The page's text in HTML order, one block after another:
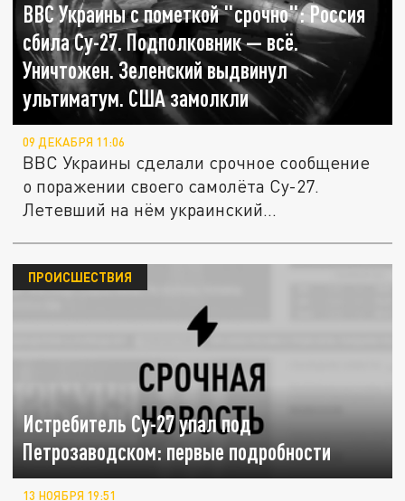
ВВС Украины с пометкой "срочно": Россия
сбила Су-27. Подполковник — всё.
Уничтожен. Зеленский выдвинул
ультиматум. США замолкли
09 ДЕКАБРЯ 11:06
ВВС Украины сделали срочное сообщение
о поражении своего самолёта Су-27.
Летевший на нём украинский...
Истребитель Су-27 упал под
Петрозаводском: первые подробности
ПРОИСШЕСТВИЯ
13 НОЯБРЯ 19:51